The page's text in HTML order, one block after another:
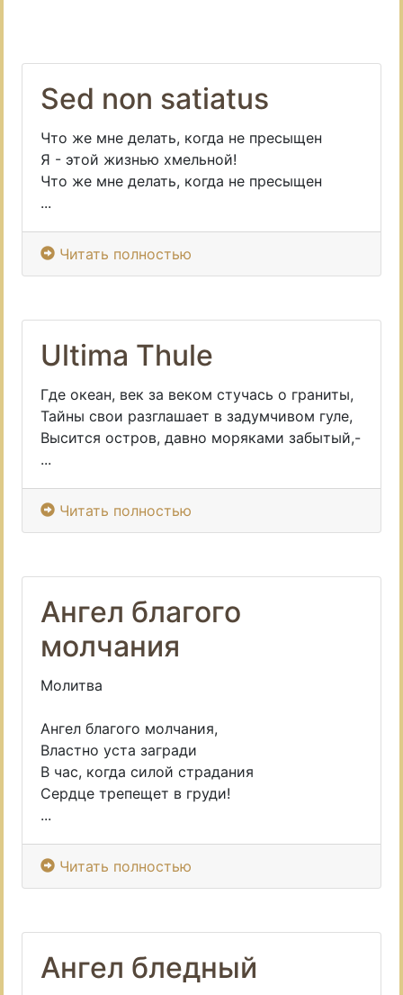
Sed non satiatus
Что же мне делать, когда не пресыщен
Я - этой жизнью хмельной!
Что же мне делать, когда не пресыщен
...
Читать полностью
Ultima Thule
Где океан, век за веком стучась о граниты,
Тайны свои разглашает в задумчивом гуле,
Высится остров, давно моряками забытый,-
...
Читать полностью
Ангел благого
молчания
Молитва
Ангел благого молчания,
Властно уста загради
В час, когда силой страдания
Сердце трепещет в груди!
...
Читать полностью
Ангел бледный